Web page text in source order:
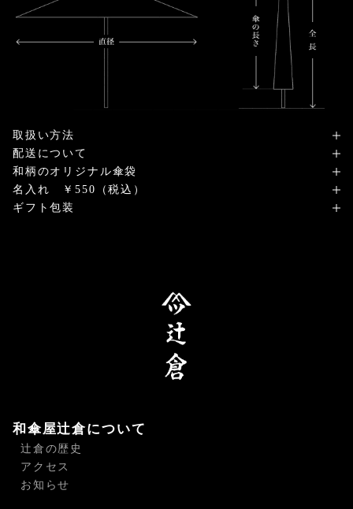
取扱い方法
配送について
和柄のオリジナル傘袋
名入れ ￥550（税込）
ギフト包装
和傘屋辻倉について
辻倉の歴史
アクセス
お知らせ